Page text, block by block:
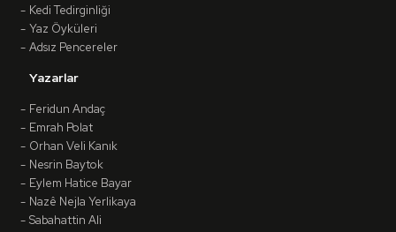
Kedi Tedirginliği
Yaz Öyküleri
Adsız Pencereler
Yazarlar
Feridun Andaç
Emrah Polat
Orhan Veli Kanık
Nesrin Baytok
Eylem Hatice Bayar
Nazê Nejla Yerlikaya
Sabahattin Ali